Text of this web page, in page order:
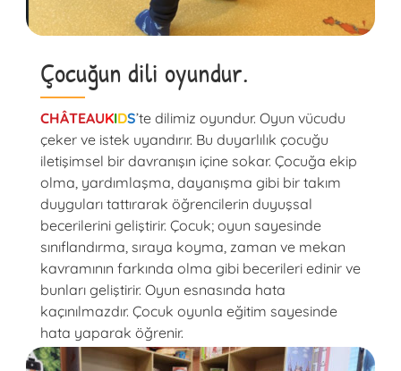
Çocuğun dili oyundur.
CHÂTEAUKIDS’te dilimiz oyundur. Oyun vücudu
çeker ve istek uyandırır. Bu duyarlılık çocuğu
iletişimsel bir davranışın içine sokar. Çocuğa ekip
olma, yardımlaşma, dayanışma gibi bir takım
duyguları tattırarak öğrencilerin duyuşsal
becerilerini geliştirir. Çocuk; oyun sayesinde
sınıflandırma, sıraya koyma, zaman ve mekan
kavramının farkında olma gibi becerileri edinir ve
bunları geliştirir. Oyun esnasında hata
kaçınılmazdır. Çocuk oyunla eğitim sayesinde
hata yaparak öğrenir.